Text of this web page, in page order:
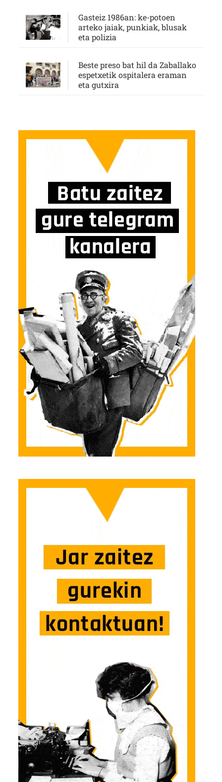
Gasteiz 1986an: ke-potoen
arteko jaiak, punkiak, blusak
eta polizia
Beste preso bat hil da Zaballako
espetxetik ospitalera eraman
eta gutxira